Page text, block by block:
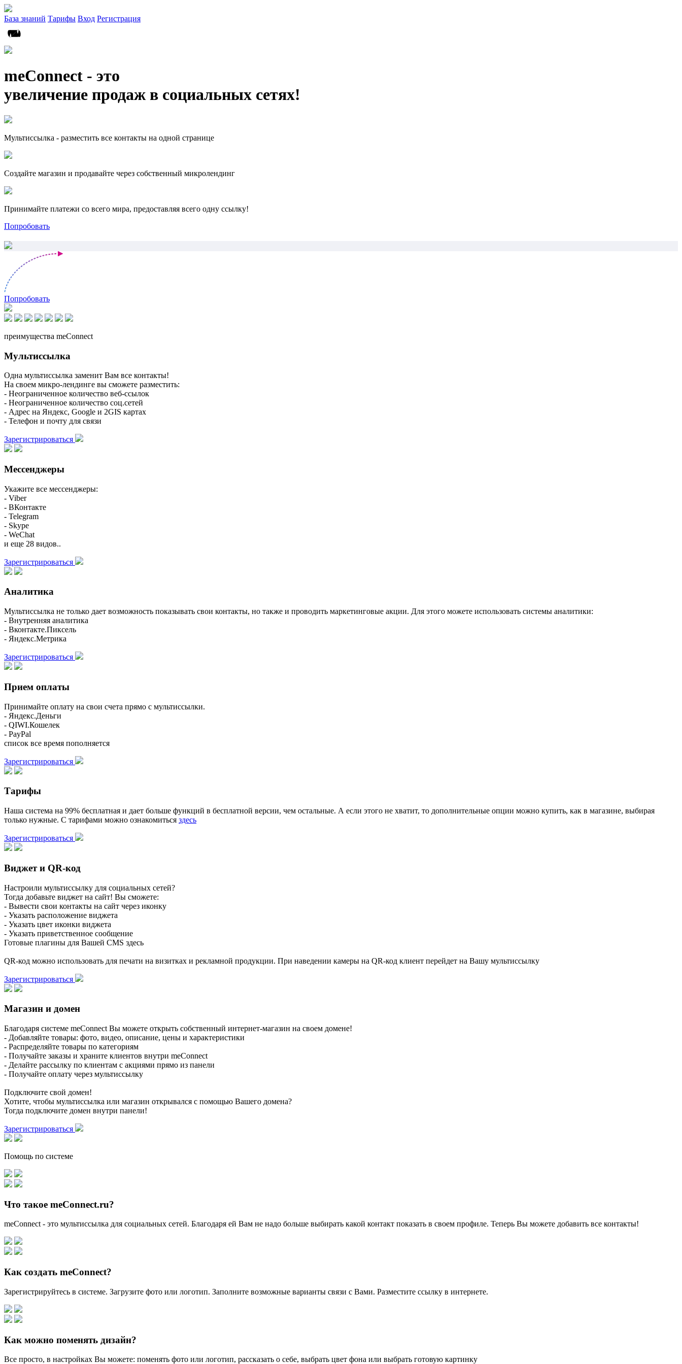
База знаний Тарифы Вход Регистрация
meConnect - это
увеличение продаж в социальных сетях!
Мультиссылка - разместить все контакты на одной странице
Создайте магазин и продавайте через собственный микролендинг
Принимайте платежи со всего мира, предоставляя всего одну ссылку!
Попробовать
Попробовать
преимущества meConnect
Мультиссылка
Одна мультиссылка заменит Вам все контакты!
На своем микро-лендинге вы сможете разместить:
- Неограниченное количество веб-ссылок
- Неограниченное количество соц.сетей
- Адрес на Яндекс, Google и 2GIS картах
- Телефон и почту для связи
Зарегистрироваться
Мессенджеры
Укажите все мессенджеры:
- Viber
- ВКонтакте
- Telegram
- Skype
- WeChat
и еще 28 видов..
Зарегистрироваться
Аналитика
Мультиссылка не только дает возможность показывать свои контакты, но также и проводить маркетинговые акции. Для этого можете использовать системы аналитики:
- Внутренняя аналитика
- Вконтакте.Пиксель
- Яндекс.Метрика
Зарегистрироваться
Прием оплаты
Принимайте оплату на свои счета прямо с мультиссылки.
- Яндекс.Деньги
- QIWI.Кошелек
- PayPal
список все время пополняется
Зарегистрироваться
Тарифы
Наша система на 99% бесплатная и дает больше функций в бесплатной версии, чем остальные. А если этого не хватит, то дополнительные опции можно купить, как в магазине, выбирая
только нужные. С тарифами можно ознакомиться здесь
Зарегистрироваться
Виджет и QR-код
Настроили мультиссылку для социальных сетей?
Тогда добавьте виджет на сайт! Вы сможете:
- Вывести свои контакты на сайт через иконку
- Указать расположение виджета
- Указать цвет иконки виджета
- Указать приветственное сообщение
Готовые плагины для Вашей CMS здесь
QR-код можно использовать для печати на визитках и рекламной продукции. При наведении камеры на QR-код клиент перейдет на Вашу мультиссылку
Зарегистрироваться
Магазин и домен
Благодаря системе meConnect Вы можете открыть собственный интернет-магазин на своем домене!
- Добавляйте товары: фото, видео, описание, цены и характеристики
- Распределяйте товары по категориям
- Получайте заказы и храните клиентов внутри meConnect
- Делайте рассылку по клиентам с акциями прямо из панели
- Получайте оплату через мультиссылку
Подключите свой домен!
Хотите, чтобы мультиссылка или магазин открывался с помощью Вашего домена?
Тогда подключите домен внутри панели!
Зарегистрироваться
Помощь по системе
Что такое meConnect.ru?
meConnect - это мультиссылка для социальных сетей. Благодаря ей Вам не надо больше выбирать какой контакт показать в своем профиле. Теперь Вы можете добавить все контакты!
Как создать meConnect?
Зарегистрируйтесь в системе. Загрузите фото или логотип. Заполните возможные варианты связи с Вами. Разместите ссылку в интернете.
Как можно поменять дизайн?
Все просто, в настройках Вы можете: поменять фото или логотип, рассказать о себе, выбрать цвет фона или выбрать готовую картинку